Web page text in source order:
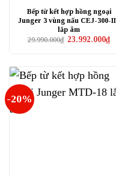
Bếp từ kết hợp hồng ngoại
Junger 3 vùng nấu CEJ-300-
lắp âm
29.990.000₫ Giá
23.992.000₫Giá
-20%